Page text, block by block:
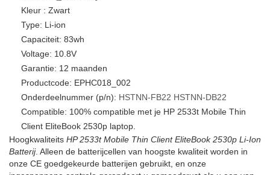
Kleur : Zwart
Type: Li-ion
Capaciteit: 83wh
Voltage: 10.8V
Garantie: 12 maanden
Productcode: EPHC018_002
Onderdeelnummer (p/n): HSTNN-FB22 HSTNN-DB22
Compatible: 100% compatible met je HP 2533t Mobile Thin
Client EliteBook 2530p laptop.
Hoogkwaliteits HP 2533t Mobile Thin Client EliteBook 2530p Li-Ion
Batterij. Alleen de batterijcellen van hoogste kwaliteit worden in
onze CE goedgekeurde batterijen gebruikt, en onze